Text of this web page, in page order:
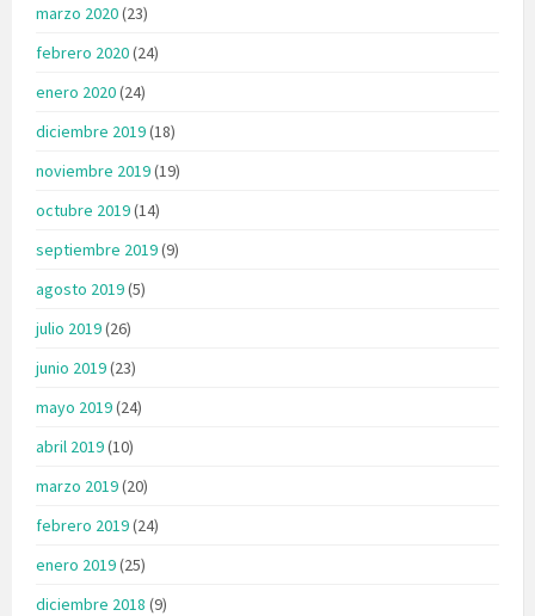
marzo 2020(23)
febrero 2020(24)
enero 2020(24)
diciembre 2019(18)
noviembre 2019(19)
octubre 2019(14)
septiembre 2019(9)
agosto 2019(5)
julio 2019(26)
junio 2019(23)
mayo 2019(24)
abril 2019(10)
marzo 2019(20)
febrero 2019(24)
enero 2019(25)
diciembre 2018 (9)